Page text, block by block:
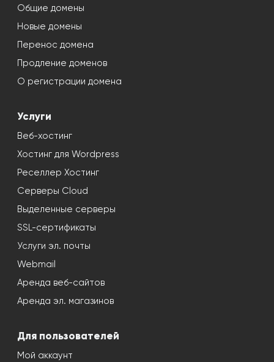
Общие домены
Новые домены
Перенос домена
Продление доменов
О регистрации домена
Услуги
Веб-хостинг
Хостинг для Wordpress
Реселлер Хостинг
Серверы Cloud
Выделенные серверы
SSL-сертификаты
Услуги эл. почты
Webmail
Аренда веб-сайтов
Аренда эл. магазинов
Для пользователей
Мой аккаунт